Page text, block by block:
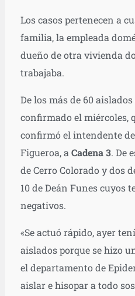
Los casos pertenecen a
familia, la empleada
dueño de otra vivienda
trabajaba.
De los más de 60
confirmado el miércoles,
confirmó el intendente
Figueroa, a Cadena 3. De
de Cerro Colorado y dos
10 de Deán Funes cuyos
negativos.
«Se actuó rápido, ayer
aislados porque se hizo
el departamento de
aislar e hisopar a todo